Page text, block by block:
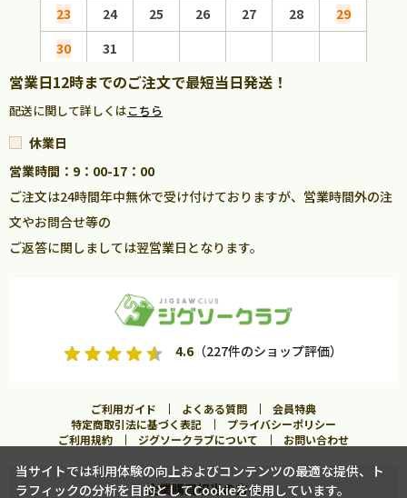
23
24 25 26 27 28
29
30
31
営業日12時までのご注文で最短当日発送！
配送に関して詳しくはこちら
休業日
営業時間：9：00-17：00
ご注文は24時間年中無休で受け付けておりますが、営業時間外の注
文やお問合せ等の
ご返答に関しましては翌営業日となります。
4.6（227件のショップ評価）
ご利用ガイド よくある質問
会員特典
特定商取引法に基づく表記
プライバシーポリシー
ご利用規約
ジグソークラブについて お問い合わせ
企業購買担当の方へ
当サイトでは利用体験の向上およびコンテンツの最適な提供、ト
ラフィックの分析を目的としてCookieを使用しています。